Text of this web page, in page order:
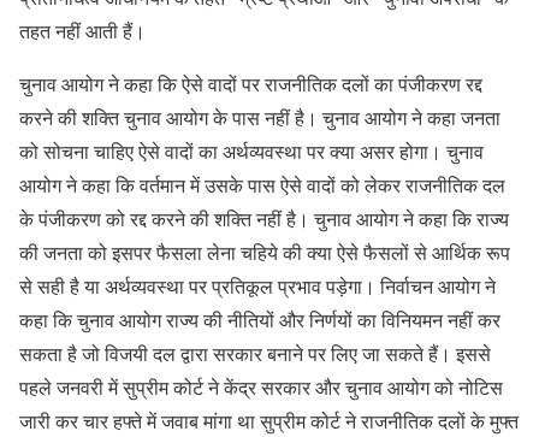
तहत नहीं आती हैं।
चुनाव आयोग ने कहा कि ऐसे वादों पर राजनीतिक दलों का पंजीकरण रद्द
करने की शक्ति चुनाव आयोग के पास नहीं है। चुनाव आयोग ने कहा जनता
को सोचना चाहिए ऐसे वादों का अर्थव्यवस्था पर क्या असर होगा। चुनाव
आयोग ने कहा कि वर्तमान में उसके पास ऐसे वादों को लेकर राजनीतिक दल
के पंजीकरण को रद्द करने की शक्ति नहीं है। चुनाव आयोग ने कहा कि राज्य
की जनता को इसपर फैसला लेना चहिये की क्या ऐसे फैसलों से आर्थिक रूप
से सही है या अर्थव्यवस्था पर प्रतिकूल प्रभाव पड़ेगा। निर्वाचन आयोग ने
कहा कि चुनाव आयोग राज्य की नीतियों और निर्णयों का विनियमन नहीं कर
सकता है जो विजयी दल द्वारा सरकार बनाने पर लिए जा सकते हैं। इससे
पहले जनवरी में सुप्रीम कोर्ट ने केंद्र सरकार और चुनाव आयोग को नोटिस
जारी कर चार हफ्ते में जवाब मांगा था सुप्रीम कोर्ट ने राजनीतिक दलों के मुफ्त